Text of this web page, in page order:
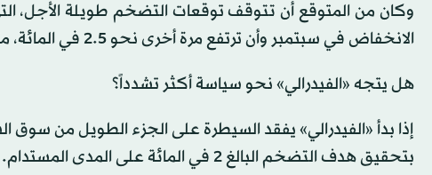
وكان من المتوقع أن تتوقف توقعات التضخم طويلة الأجل،
الانخفاض في سبتمبر وأن ترتفع مرة أخرى نحو 2.5 في المائة، متجاوزة هدف «الفيدرالي» بنصف نقطة مئوية.
هل يتجه «الفيدرالي» نحو سياسة أكثر تشدداً؟
إذا بدأ «الفيدرالي» يفقد السيطرة على الجزء الطويل من سوق
بتحقيق هدف التضخم البالغ 2 في المائة على المدى المستدام.